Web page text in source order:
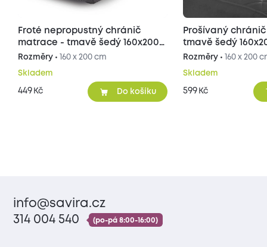
Froté nepropustný chránič
matrace - tmavě šedý 160x200
cm
Rozměry • 160 x 200 cm
Skladem
449 Kč Do košíku
Prošívaný chránič matrace -
tmavě šedý
Rozměry • 160 x 200
Skladem
599 Kč
info@savira.cz
314 004 540
(po-pá 8:00-16:00)